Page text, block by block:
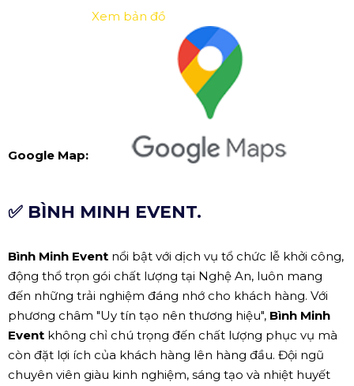
Google Map:
Xem bản đồ
✅ BÌNH MINH EVENT.
Bình Minh Event nổi bật với dịch vụ tổ chức lễ khởi công,
động thổ trọn gói chất lượng tại Nghệ An, luôn mang
đến những trải nghiệm đáng nhớ cho khách hàng. Với
phương châm "Uy tín tạo nên thương hiệu", Bình Minh
Event không chỉ chú trọng đến chất lượng phục vụ mà
còn đặt lợi ích của khách hàng lên hàng đầu. Đội ngũ
chuyên viên giàu kinh nghiệm, sáng tạo và nhiệt huyết